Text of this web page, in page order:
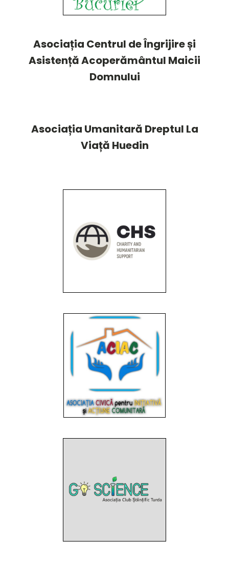
Asociația Centrul de Îngrijire și
Asistență Acoperământul Maicii
Domnului
Asociația Umanitară Dreptul La
Viață Huedin